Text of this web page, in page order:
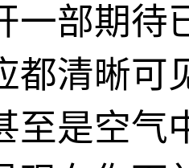
一部期待
都清晰可
至是空气